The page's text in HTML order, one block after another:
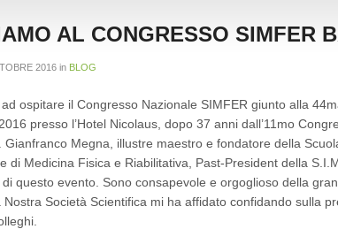
AL CONGRESSO SIMFER
2016 in BLOG
ospitare il Congresso Nazionale SIMFER giunto alla
presso l’Hotel Nicolaus, dopo 37 anni dall’11mo
Gianfranco Megna, illustre maestro e fondatore della
di Medicina Fisica e Riabilitativa, Past-President della
questo evento. Sono consapevole e orgoglioso della
Nostra Società Scientifica mi ha affidato confidando sulla